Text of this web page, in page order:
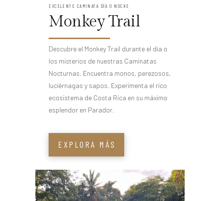
EXCELENTE CAMINATA DÍA O NOCHE
Monkey Trail
Descubre el Monkey Trail durante el día o
los misterios de nuestras Caminatas
Nocturnas. Encuentra monos, perezosos,
luciérnagas y sapos. Experimenta el rico
ecosistema de Costa Rica en su máximo
esplendor en Parador.
EXPLORA MÁS